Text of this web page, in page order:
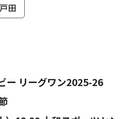
田
ー リーグワン2025-26